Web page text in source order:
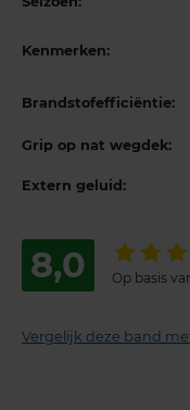
Kenmerken:
Brandstofefficiëntie:
Grip op nat wegdek:
Extern geluid:
8,0 Op basis
Vergelijk deze band